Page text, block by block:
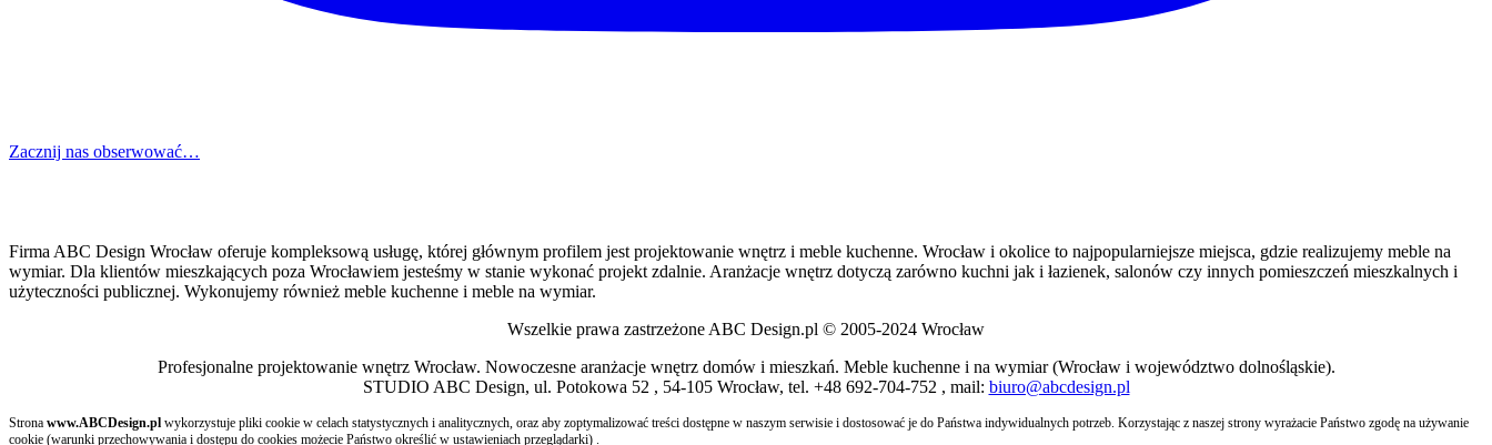
Zacznij nas obserwować…
Firma ABC Design Wrocław oferuje kompleksową usługę, której głównym profilem jest projektowanie wnętrz i meble kuchenne. Wrocław i okolice to najpopularniejsze miejsca, gdzie realizujemy meble na
wymiar. Dla klientów mieszkających poza Wrocławiem jesteśmy w stanie wykonać projekt zdalnie. Aranżacje wnętrz dotyczą zarówno kuchni jak i łazienek, salonów czy innych pomieszczeń mieszkalnych i
użyteczności publicznej. Wykonujemy również meble kuchenne i meble na wymiar.
Wszelkie prawa zastrzeżone ABC Design.pl © 2005-2024 Wrocław
Profesjonalne projektowanie wnętrz Wrocław. Nowoczesne aranżacje wnętrz domów i mieszkań. Meble kuchenne i na wymiar (Wrocław i województwo dolnośląskie).
STUDIO ABC Design, ul. Potokowa 52 , 54-105 Wrocław, tel. +48 692-704-752 , mail: biuro@abcdesign.pl
Strona www.ABCDesign.pl wykorzystuje pliki cookie w celach statystycznych i analitycznych, oraz aby zoptymalizować treści dostępne w naszym serwisie i dostosować je do Państwa indywidualnych potrzeb. Korzystając z naszej strony wyrażacie Państwo zgodę na używanie
cookie (warunki przechowywania i dostępu do cookies możecie Państwo określić w ustawieniach przeglądarki) .